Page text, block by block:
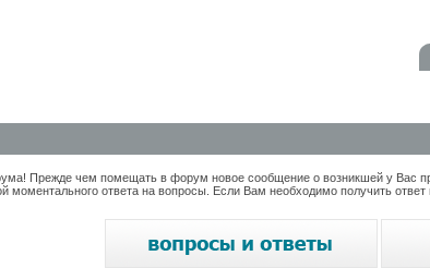
Прежде чем помещать в форум новое сообщение о возникшей у Вас
моментального ответа на вопросы. Если Вам необходимо получить